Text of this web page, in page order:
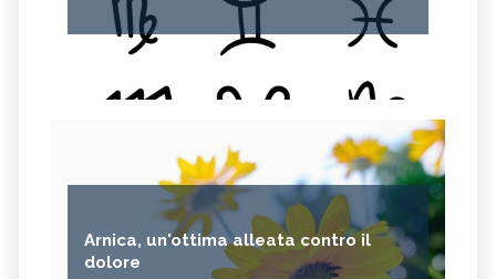
Arnica, un'ottima alleata contro il
dolore